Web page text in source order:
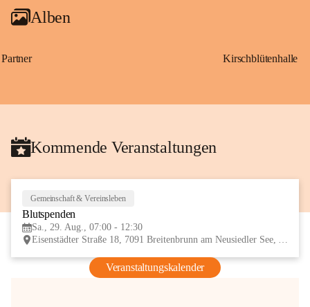
Alben
Partner Kirschblütenhalle
Kommende Veranstaltungen
Gemeinschaft & Vereinsleben
Blutspenden
Sa., 29. Aug., 07:00 - 12:30
Eisenstädter Straße 18, 7091 Breitenbrunn am Neusiedler See, AUT
Veranstaltungskalender